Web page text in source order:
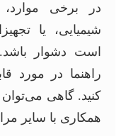
در برخی
شیمیایی، یا
است دشوار
راهنما در مورد
کنید. گاهی
همکاری با سایر